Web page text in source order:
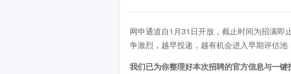
网申通道自1月31日开放，截止时间为招满
争激烈，越早投递，越有机会进入早期评估池
我们已为你整理好本次招聘的官方信息与一